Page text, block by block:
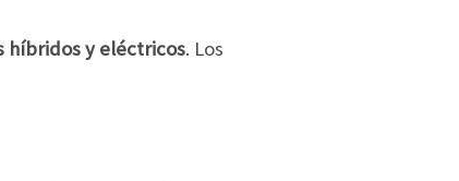
híbridos y eléctricos. Los